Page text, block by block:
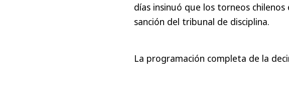
días insinuó que los torneos
sanción del tribunal de disciplina.
La programación completa de la